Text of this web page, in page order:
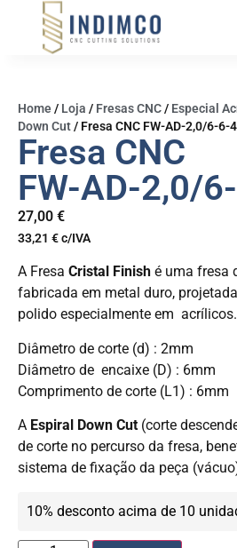
Home/ Loja / Fresas CNC/ Especial
Down Cut/ Fresa CNC FW-AD-2,0/6-6-
Fresa CNC
FW-AD-2,0/
27,00 €
33,21 €c/IVA
A Fresa Cristal Finish é uma fresa
fabricada em metal duro,
polido especialmente em acrílicos.
Diâmetro de corte (d) : 2mm
Diâmetro de encaixe (D) : 6mm
Comprimento de corte (L1) : 6mm
A Espiral Down Cut (corte
de corte no percurso da fresa,
sistema de fixação da peça
10% desconto acima de 10